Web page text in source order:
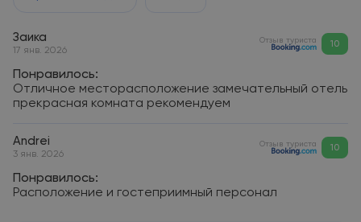
Заика
17 янв. 2026
Отзыв туриста 10
Понравилось:
Отличное месторасположение замечательный отель
прекрасная комната рекомендуем
Andrei
3 янв. 2026
Отзыв туриста 10
Понравилось:
Расположение и гостеприимный персонал